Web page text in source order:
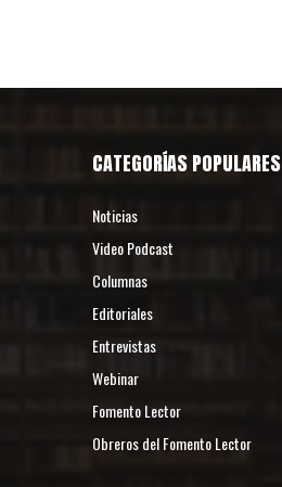
CATEGORÍAS POPULARES
Noticias
Video Podcast
Columnas
Editoriales
Entrevistas
Webinar
Fomento Lector
Obreros del Fomento Lector